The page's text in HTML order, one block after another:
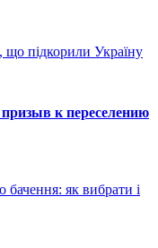
що підкорили Україну
к переселению
бачення: як вибрати і